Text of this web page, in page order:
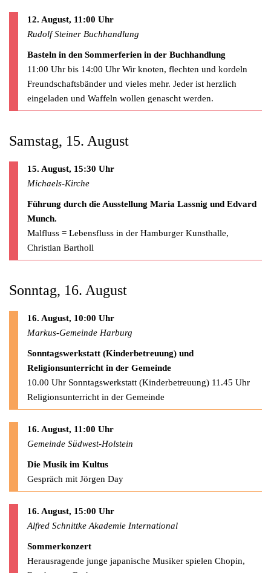
12. August, 11:00 Uhr
Rudolf Steiner Buchhandlung
Basteln in den Sommerferien in der Buchhandlung
11:00 Uhr bis 14:00 Uhr Wir knoten, flechten und kordeln
Freundschaftsbänder und vieles mehr. Jeder ist herzlich
eingeladen und Waffeln wollen genascht werden.
Samstag, 15. August
15. August, 15:30 Uhr
Michaels-Kirche
Führung durch die Ausstellung Maria Lassnig und Edvard
Munch.
Malfluss = Lebensfluss in der Hamburger Kunsthalle,
Christian Bartholl
Sonntag, 16. August
16. August, 10:00 Uhr
Markus-Gemeinde Harburg
Sonntagswerkstatt (Kinderbetreuung) und
Religionsunterricht in der Gemeinde
10.00 Uhr Sonntagswerkstatt (Kinderbetreuung) 11.45 Uhr
Religionsunterricht in der Gemeinde
16. August, 11:00 Uhr
Gemeinde Südwest-Holstein
Die Musik im Kultus
Gespräch mit Jörgen Day
16. August, 15:00 Uhr
Alfred Schnittke Akademie International
Sommerkonzert
Herausragende junge japanische Musiker spielen Chopin,